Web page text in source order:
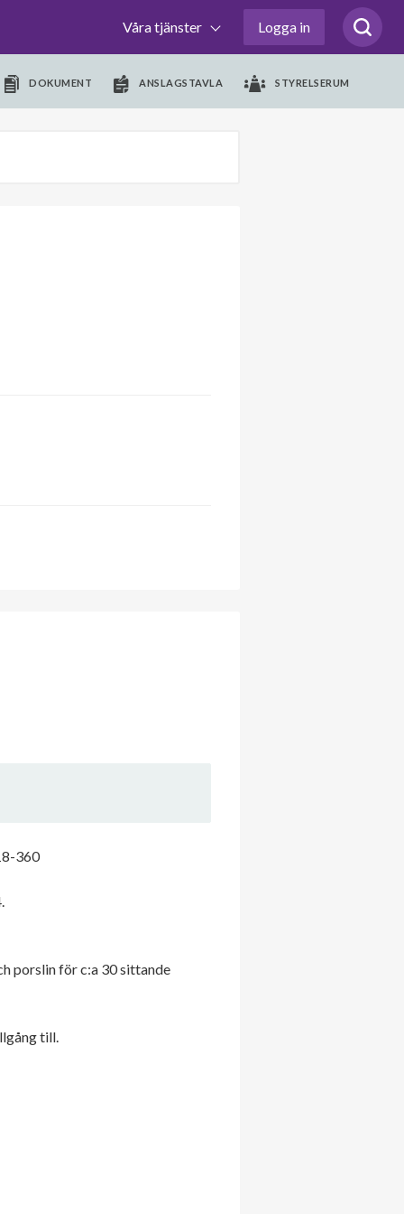
Våra tjänster Logga in
DOKUMENT ANSLAGSTAVLA STYRELSERUM
360
porslin för c:a 30 sittande
till.